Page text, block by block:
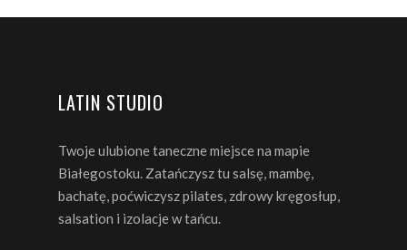
LATIN STUDIO
Twoje ulubione taneczne miejsce na mapie
Białegostoku. Zatańczysz tu salsę, mambę,
bachatę, poćwiczysz pilates, zdrowy kręgosłup,
salsation i izolacje w tańcu.